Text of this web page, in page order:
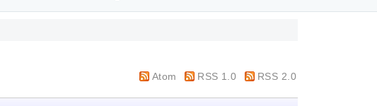
Atom RSS 1.0 RSS 2.0